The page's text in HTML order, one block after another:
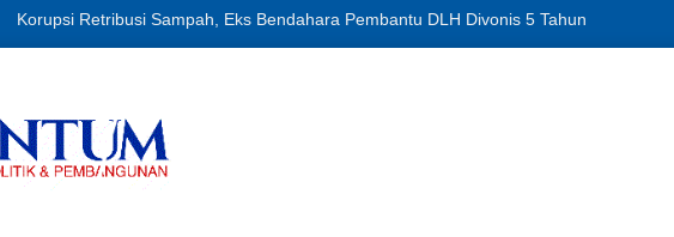
Dugaan Penipuan Oleh Oknum Kadis, Kuasa Hukum Pelapor Desak Polisi Tetapkan P-